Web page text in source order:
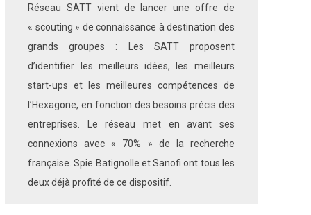
Réseau SATT vient de lancer une offre de
« scouting » de connaissance à destination des
grands groupes : Les SATT proposent
d’identifier les meilleurs idées, les meilleurs
start-ups et les meilleures compétences de
l’Hexagone, en fonction des besoins précis des
entreprises. Le réseau met en avant ses
connexions avec « 70% » de la recherche
française. Spie Batignolle et Sanofi ont tous les
deux déjà profité de ce dispositif.